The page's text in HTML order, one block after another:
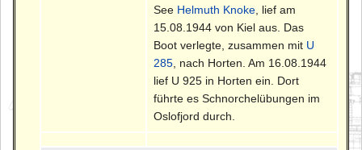
See Helmuth Knoke , lief am
15.08.1944 von Kiel aus. Das
Boot verlegte, zusammen mit U
285 , nach Horten. Am 16.08.1944
lief U 925 in Horten ein. Dort
führte es Schnorchelübungen im
Oslofjord durch.